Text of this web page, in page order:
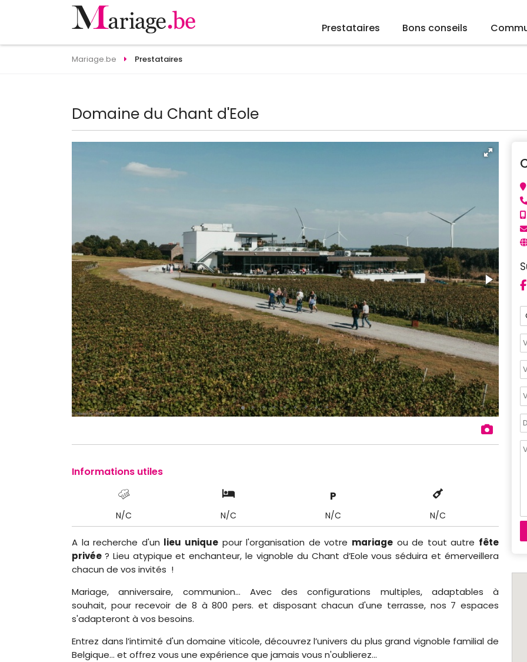
Prestataires Bons conseils
Mariage.be Prestataires
Domaine du Chant d'Eole
Informations utiles
N/C N/C
P
N/C N/C
A la recherche d'un lieu unique pour l'organisation de votre mariage ou de tout autre fête
privée ? Lieu atypique et enchanteur, le vignoble du Chant d’Eole vous séduira et émerveillera
chacun de vos invités !
Mariage, anniversaire, communion… Avec des configurations multiples, adaptables à
souhait, pour recevoir de 8 à 800 pers. et disposant chacun d'une terrasse, nos 7 espaces
s'adapteront à vos besoins.
Entrez dans l’intimité d'un domaine viticole, découvrez l’univers du plus grand vignoble familial de
Belgique... et offrez vous une expérience que jamais vous n'oublierez...